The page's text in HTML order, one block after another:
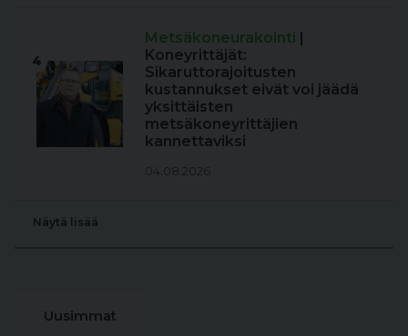
4
Metsäkoneurakointi |
Koneyrittäjät:
Sikaruttorajoitusten
kustannukset eivät voi jäädä
yksittäisten
metsäkoneyrittäjien
kannettaviksi
04.08.2026
Näytä lisää
Uusimmat